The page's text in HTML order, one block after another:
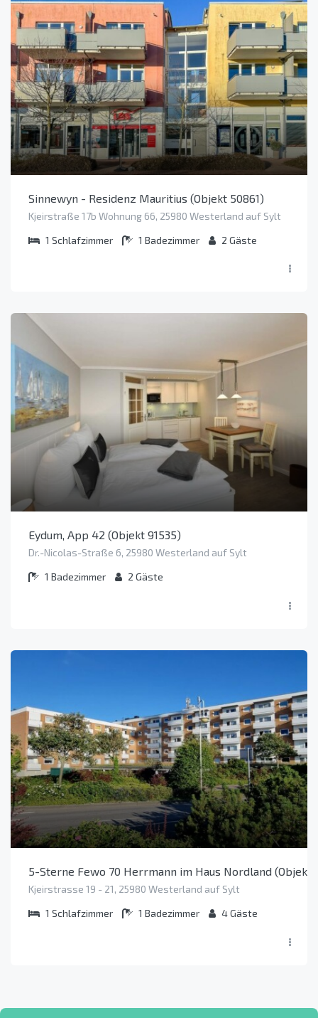
Sinnewyn - Residenz Mauritius (Objekt 50861)
Kjeirstraße 17b Wohnung 66, 25980 Westerland auf Sylt
1 Schlafzimmer 1 Badezimmer 2 Gäste
Eydum, App 42 (Objekt 91535)
Dr.-Nicolas-Straße 6, 25980 Westerland auf Sylt
1 Badezimmer 2 Gäste
5-Sterne Fewo 70 Herrmann im Haus Nordland (Objekt
Kjeirstrasse 19 - 21, 25980 Westerland auf Sylt
1 Schlafzimmer 1 Badezimmer 4Gäste